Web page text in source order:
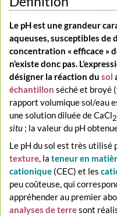
Le pH est une grandeur
aqueuses, susceptibles de
concentration « efficace »
n’existe donc pas.
désigner la réaction dusol
échantillon séché et broyé
rapport volumique sol/eau
une solution diluée de CaCl2
situ ; la valeur du pH
Le pH du sol est très utilisé
texture, lateneur en
cationique (CEC) et les
peu coûteuse, qui
appréhender au premier
analyses de terresont